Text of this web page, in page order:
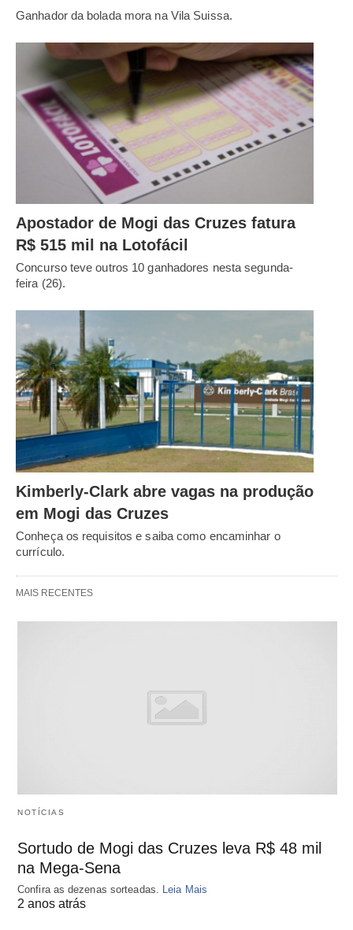
Ganhador da bolada mora na Vila Suissa.
Apostador de Mogi das Cruzes fatura
R$ 515 mil na Lotofácil
Concurso teve outros 10 ganhadores nesta segunda-
feira (26).
Kimberly-Clark abre vagas na produção
em Mogi das Cruzes
Conheça os requisitos e saiba como encaminhar o
currículo.
MAIS RECENTES
NOTÍCIAS
Sortudo de Mogi das Cruzes leva R$ 48 mil
na Mega-Sena
Confira as dezenas sorteadas. Leia Mais
2 anos atrás